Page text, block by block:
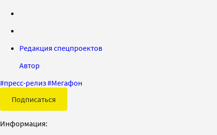
Редакция спецпроектов
Автор
#пресс-релиз#Мегафон
Подписаться
Информация: